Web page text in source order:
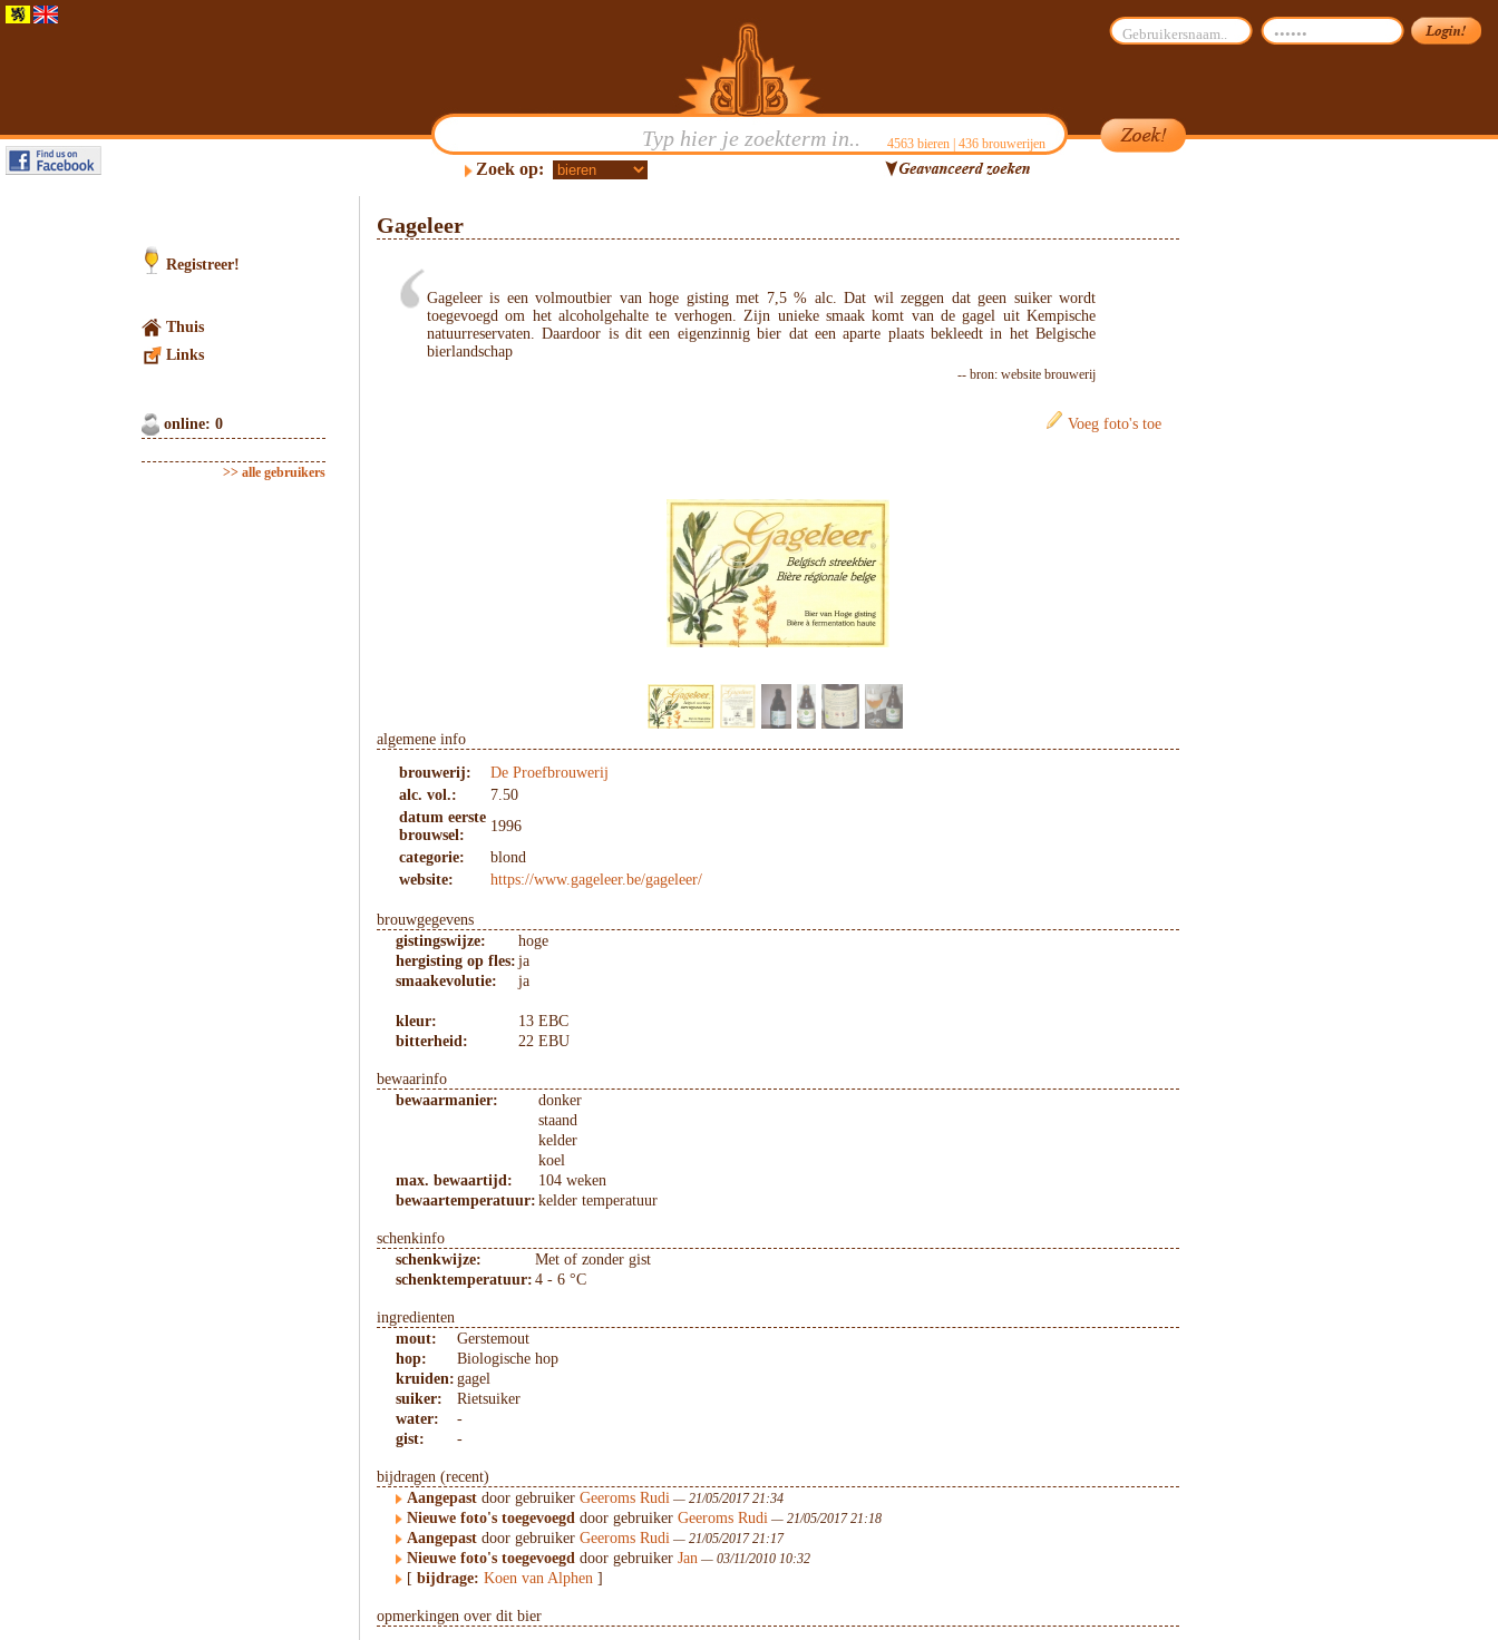
4563bieren | 436brouwerijen
Zoek op:
Registreer!
Thuis
Links
online: 0
>> alle gebruikers
Gageleer
Gageleer is een volmoutbier van hoge gisting met 7,5 % alc. Dat wil zeggen dat geen suiker wordt
toegevoegd om het alcoholgehalte te verhogen. Zijn unieke smaak komt van de gagel uit Kempische
natuurreservaten. Daardoor is dit een eigenzinnig bier dat een aparte plaats bekleedt in het Belgische
bierlandschap
-- bron: website brouwerij
Voeg foto's toe
algemene info
brouwerij:
De Proefbrouwerij
alc. vol.:
7.50
datum eerste
brouwsel:
1996
categorie:
blond
website:
https://www.gageleer.be/gageleer/
brouwgegevens
gistingswijze:
hoge
hergisting op fles: ja
smaakevolutie:
ja
kleur:
13 EBC
bitterheid:
22 EBU
bewaarinfo
bewaarmanier:
donker
staand
kelder
koel
max. bewaartijd:
104 weken
bewaartemperatuur: kelder temperatuur
schenkinfo
schenkwijze:
Met of zonder gist
schenktemperatuur: 4 - 6 °C
ingredienten
mout:
Gerstemout
hop:
Biologische hop
kruiden: gagel
suiker:
Rietsuiker
water:
-
gist:
-
bijdragen (recent)
Aangepast door gebruiker Geeroms Rudi — 21/05/2017 21:34
Nieuwe foto's toegevoegd door gebruiker Geeroms Rudi — 21/05/2017 21:18
Aangepast door gebruiker Geeroms Rudi — 21/05/2017 21:17
Nieuwe foto's toegevoegd door gebruiker Jan — 03/11/2010 10:32
[ bijdrage: Koen van Alphen ]
opmerkingen over dit bier